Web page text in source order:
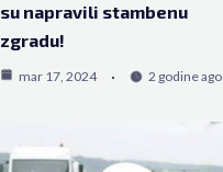
su napravili stambenu
zgradu!
mar 17, 2024 2 godine ago